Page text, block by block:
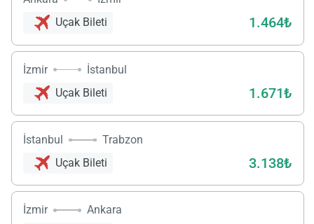
Uçak Bileti
1.464₺
İzmir
İstanbul
Uçak Bileti
1.671₺
İstanbul
Trabzon
Uçak Bileti
3.138₺
İzmir
Ankara